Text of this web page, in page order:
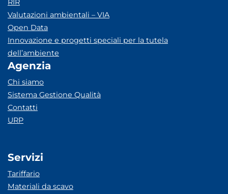
RIR
Valutazioni ambientali – VIA
Open Data
Innovazione e progetti speciali per la tutela
dell’ambiente
Agenzia
Chi siamo
Sistema Gestione Qualità
Contatti
URP
Servizi
Tariffario
Materiali da scavo